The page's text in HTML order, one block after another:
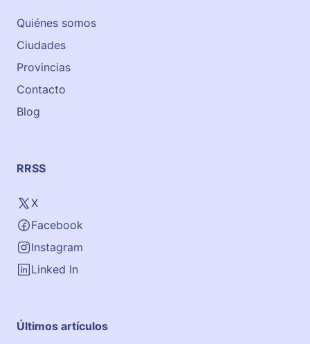
Quiénes somos
Ciudades
Provincias
Contacto
Blog
RRSS
X
Facebook
Instagram
Linked In
Últimos artículos